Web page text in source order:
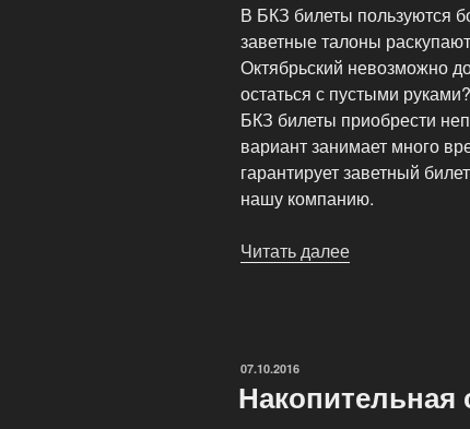
В БКЗ билеты пользуются
заветные талоны
Октябрьский невозможно
остаться с пустыми
БКЗ билеты приобрести
вариант занимает много
гарантирует заветный
нашу компанию.
Читать далее
ОПУБЛИКОВАНО
07.10.2016
Накопительная